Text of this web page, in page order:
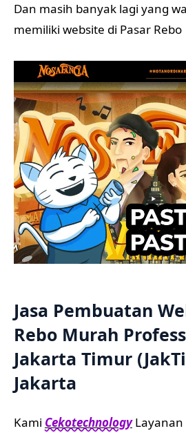
Dan masih banyak lagi yang
memiliki website di Pasar Rebo
Jasa Pembuatan
Rebo Murah
Jakarta Timur
Jakarta
Kami CekotechnologyLayanan